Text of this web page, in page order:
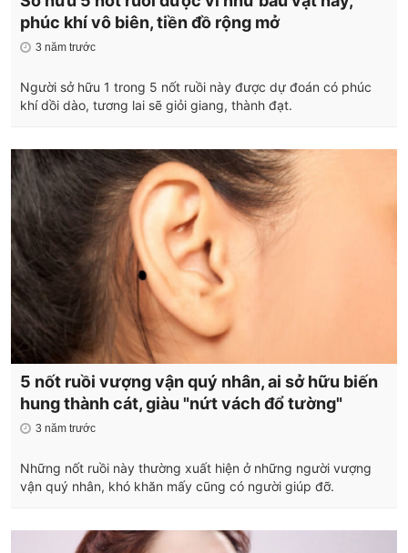
phúc khí vô biên, tiền đồ rộng mở
3 năm trước
Người sở hữu 1 trong 5 nốt ruồi này được dự đoán có phúc
khí dồi dào, tương lai sẽ giỏi giang, thành đạt.
5 nốt ruồi vượng vận quý nhân, ai sở hữu biến
hung thành cát, giàu "nứt vách đổ tường"
3 năm trước
Những nốt ruồi này thường xuất hiện ở những người vượng
vận quý nhân, khó khăn mấy cũng có người giúp đỡ.